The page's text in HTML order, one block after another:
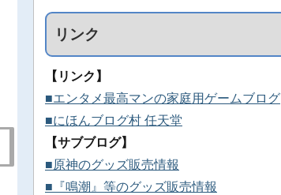
リンク
【リンク】
■エンタメ最高マンの家庭用ゲームブログ
■にほんブログ村 任天堂
【サブブログ】
■原神のグッズ販売情報
■『鳴潮』等のグッズ販売情報